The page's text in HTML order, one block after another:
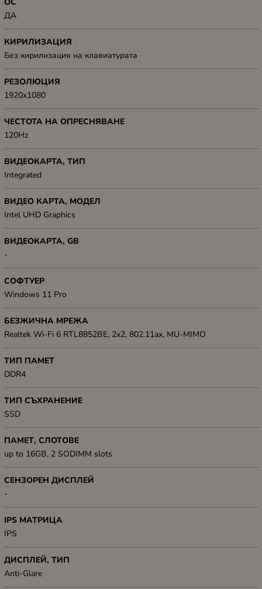
ДА
КИРИЛИЗАЦИЯ
Без кирилизация на клавиатурата
РЕЗОЛЮЦИЯ
1920x1080
ЧЕСТОТА НА ОПРЕСНЯВАНЕ
120Hz
ВИДЕОКАРТА, ТИП
Integrated
ВИДЕО КАРТА, МОДЕЛ
Intel UHD Graphics
ВИДЕОКАРТА, GB
-
СОФТУЕР
Windows 11 Pro
БЕЗЖИЧНА МРЕЖА
Realtek Wi-Fi 6 RTL8852BE, 2x2, 802.11ax, MU-MIMO
ТИП ПАМЕТ
DDR4
ТИП СЪХРАНЕНИЕ
SSD
ПАМЕТ, СЛОТОВЕ
up to 16GB, 2 SODIMM slots
СЕНЗОРЕН ДИСПЛЕЙ
-
IPS МАТРИЦА
IPS
ДИСПЛЕЙ, ТИП
Anti-Glare